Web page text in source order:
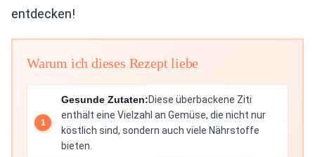
entdecken!
Warum ich dieses Rezept liebe
Gesunde Zutaten:Diese überbackene Ziti
enthält eine Vielzahl an Gemüse, die nicht nur
köstlich sind, sondern auch viele Nährstoffe
bieten.